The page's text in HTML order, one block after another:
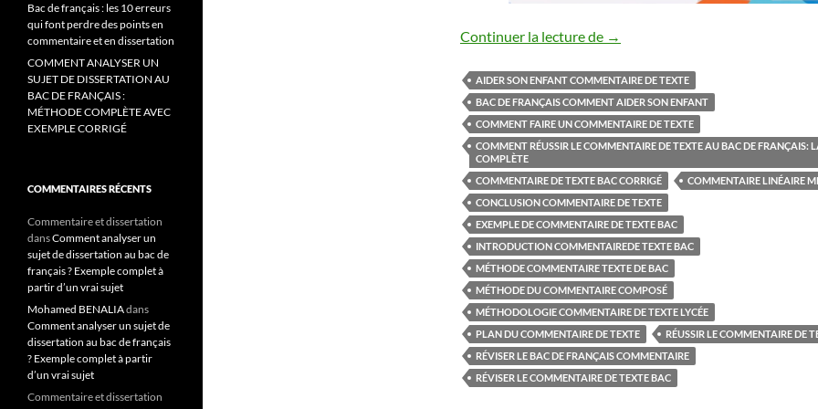
Continuer la lecture de Comment réussir le commentaire
→
AIDER SON ENFANT COMMENTAIRE DE TEXTE
BAC DE FRANÇAIS COMMENT AIDER SON ENFANT
COMMENT FAIRE UN COMMENTAIRE DE TEXTE
COMMENT RÉUSSIR LE COMMENTAIRE DE TEXTE AU BAC DE FRANÇAIS:
COMPLÈTE
COMMENTAIRE DE TEXTE BAC CORRIGÉ
COMMENTAIRE LINÉAIRE
CONCLUSION COMMENTAIRE DE TEXTE
EXEMPLE DE COMMENTAIRE DE TEXTE BAC
INTRODUCTION COMMENTAIREDE TEXTE BAC
MÉTHODE COMMENTAIRE TEXTE DE BAC
MÉTHODE DU COMMENTAIRE COMPOSÉ
MÉTHODOLOGIE COMMENTAIRE DE TEXTE LYCÉE
PLAN DU COMMENTAIRE DE TEXTE
RÉUSSIR LE COMMENTAIRE DE
RÉVISER LE BAC DE FRANÇAIS COMMENTAIRE
RÉVISER LE COMMENTAIRE DE TEXTE BAC
Bac de français : les 10 erreurs
qui font perdre des points en
commentaire et en dissertation
COMMENT ANALYSER UN
SUJET DE DISSERTATION AU
BAC DE FRANÇAIS :
MÉTHODE COMPLÈTE AVEC
EXEMPLE CORRIGÉ
COMMENTAIRES RÉCENTS
Commentaire et dissertation
dansComment analyser un
sujet de dissertation au bac de
français ? Exemple complet à
partir d’un vrai sujet
Mohamed BENALIAdans
Comment analyser un sujet de
dissertation au bac de français
? Exemple complet à partir
d’un vrai sujet
Commentaire et dissertation